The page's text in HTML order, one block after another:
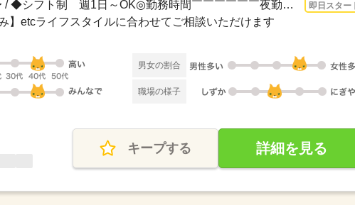
1ヵ月～3ヵ月 即日〜 / ◆シフト制 週1日～OK◎勤務時間￣￣￣￣￣￣夜勤：16：00～翌9... 即日スター
】etcライフスタイルに合わせてご相談いただけます
男女の割合
職場の様子
キープする 詳細を見る